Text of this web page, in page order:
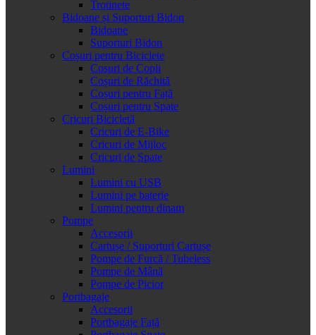
Trotinete
Bidoane și Suporturi Bidon
Bidoane
Suporturi Bidon
Coșuri pentru Biciclete
Cosuri de Copii
Coșuri de Răchită
Coșuri pentru Față
Coșuri pentru Spate
Cricuri Bicicletă
Cricuri de E-Bike
Cricuri de Mijloc
Cricuri de Spate
Lumini
Lumini cu USB
Lumini pe baterie
Lumini pentru dinam
Pompe
Accesorii
Cartușe / Suporturi Cartușe
Pompe de Furcă / Tubeless
Pompe de Mână
Pompe de Picior
Portbagaje
Accesorii
Portbagaje Față